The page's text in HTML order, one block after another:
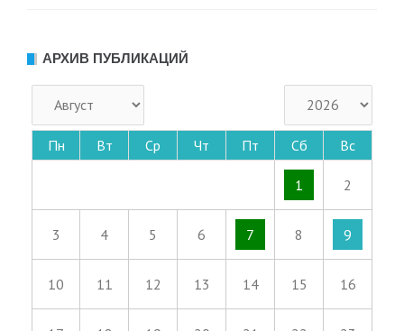
АРХИВ ПУБЛИКАЦИЙ
Пн Вт Ср Чт Пт Сб Вс
1 2
3 4 5 6 7 8 9
10 11 12 13 14 15 16